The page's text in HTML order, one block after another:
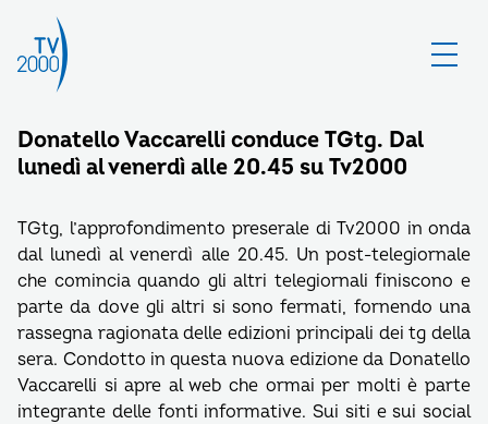
Donatello Vaccarelli conduce TGtg. Dal
lunedì al venerdì alle 20.45 su Tv2000
TGtg, l’approfondimento preserale di Tv2000 in onda
dal lunedì al venerdì alle 20.45. Un post-telegiornale
che comincia quando gli altri telegiornali finiscono e
parte da dove gli altri si sono fermati, fornendo una
rassegna ragionata delle edizioni principali dei tg della
sera. Condotto in questa nuova edizione da Donatello
Vaccarelli si apre al web che ormai per molti è parte
integrante delle fonti informative. Sui siti e sui social